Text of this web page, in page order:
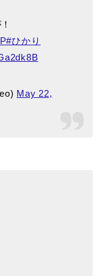
#ひかり
May 22,